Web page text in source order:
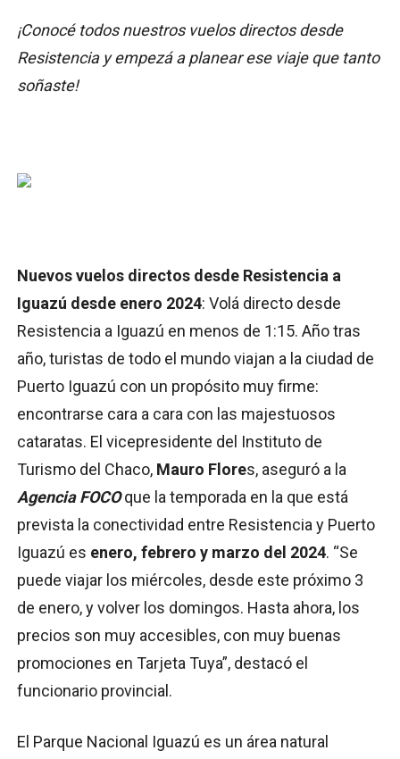
¡Conocé todos nuestros vuelos directos desde
Resistencia y empezá a planear ese viaje que tanto
soñaste!
Nuevos vuelos directos desde Resistencia a
Iguazú desde enero 2024: Volá directo desde
Resistencia a Iguazú en menos de 1:15. Año tras
año, turistas de todo el mundo viajan a la ciudad de
Puerto Iguazú con un propósito muy firme:
encontrarse cara a cara con las majestuosos
cataratas. El vicepresidente del Instituto de
Turismo del Chaco, Mauro Flores, aseguró a la
Agencia FOCOque la temporada en la que está
prevista la conectividad entre Resistencia y Puerto
Iguazú es enero, febrero y marzo del 2024. “Se
puede viajar los miércoles, desde este próximo 3
de enero, y volver los domingos. Hasta ahora, los
precios son muy accesibles, con muy buenas
promociones en Tarjeta Tuya”, destacó el
funcionario provincial.
El Parque Nacional Iguazú es un área natural